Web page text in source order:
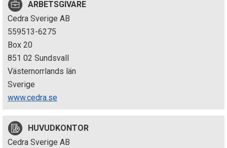
k
t
i
o
n
e
n
ARBETSGIVARE
Cedra Sverige AB
559513-6275
Box 20
851 02 Sundsvall
Västernorrlands län
Sverige
www.cedra.se
HUVUDKONTOR
Cedra Sverige AB